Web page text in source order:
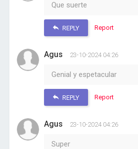
Que suerte
REPLY Report
Agus 23-10-2024 04:26
Genial y espetacular
REPLY Report
Agus 23-10-2024 04:26
Super